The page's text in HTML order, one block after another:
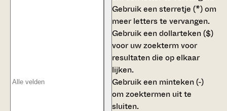
Gebruik eensterretje (*)om
meer letters te vervangen.
Gebruik eendollarteken ($)
voor uw zoekterm voor
resultaten die op elkaar
lijken.
Gebruik een minteken (-)
om zoektermen uit te
sluiten.